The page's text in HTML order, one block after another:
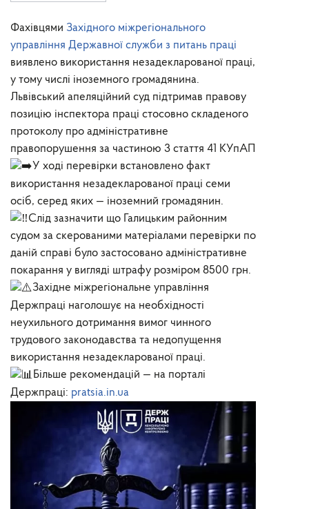
Фахівцями Західного міжрегіонального
управління Державної служби з питань праці
виявлено використання незадекларованої праці,
у тому числі іноземного громадянина.
Львівський апеляційний суд підтримав правову
позицію інспектора праці стосовно складеного
протоколу про адміністративне
правопорушення за частиною 3 стаття 41 КУпАП
У ході перевірки встановлено факт
використання незадекларованої праці семи
осіб, серед яких — іноземний громадянин.
Слід зазначити що Галицьким районним
судом за скерованими матеріалами перевірки по
даній справі було застосовано адміністративне
покарання у вигляді штрафу розміром 8500 грн.
Західне міжрегіональне управління
Держпраці наголошує на необхідності
неухильного дотримання вимог чинного
трудового законодавства та недопущення
використання незадекларованої праці.
Більше рекомендацій — на порталі
Держпраці: pratsia.in.ua